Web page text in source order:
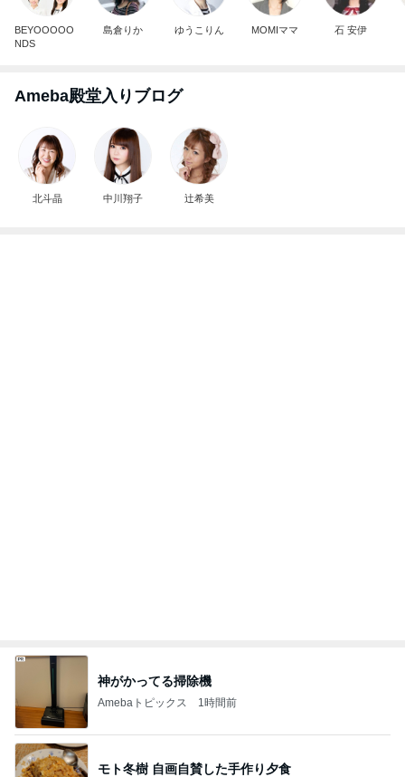
コストコのチーズで味がグンとアップ